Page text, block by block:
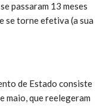
passaram 13 meses
se torne efetiva (a sua
de Estado consiste
maio, que reelegeram